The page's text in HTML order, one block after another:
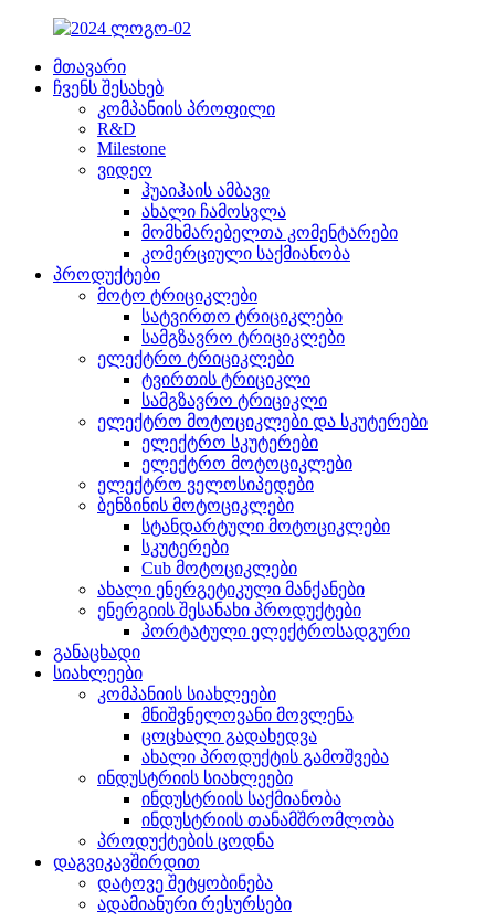
მთავარი
ჩვენს შესახებ
კომპანიის პროფილი
R&D
Milestone
ვიდეო
ჰუაიჰაის ამბავი
ახალი ჩამოსვლა
მომხმარებელთა კომენტარები
კომერციული საქმიანობა
პროდუქტები
მოტო ტრიციკლები
სატვირთო ტრიციკლები
სამგზავრო ტრიციკლები
ელექტრო ტრიციკლები
ტვირთის ტრიციკლი
სამგზავრო ტრიციკლი
ელექტრო მოტოციკლები და სკუტერები
ელექტრო სკუტერები
ელექტრო მოტოციკლები
ელექტრო ველოსიპედები
ბენზინის მოტოციკლები
სტანდარტული მოტოციკლები
სკუტერები
Cub მოტოციკლები
ახალი ენერგეტიკული მანქანები
ენერგიის შესანახი პროდუქტები
პორტატული ელექტროსადგური
განაცხადი
სიახლეები
კომპანიის სიახლეები
მნიშვნელოვანი მოვლენა
ცოცხალი გადახედვა
ახალი პროდუქტის გამოშვება
ინდუსტრიის სიახლეები
ინდუსტრიის საქმიანობა
ინდუსტრიის თანამშრომლობა
პროდუქტების ცოდნა
დაგვიკავშირდით
დატოვე შეტყობინება
ადამიანური რესურსები